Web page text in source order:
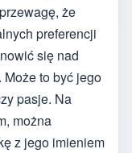
że
preferencji
się nad
to być jego
pasje. Na
można
z jego imieniem